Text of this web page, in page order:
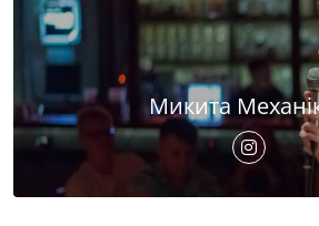
Микита